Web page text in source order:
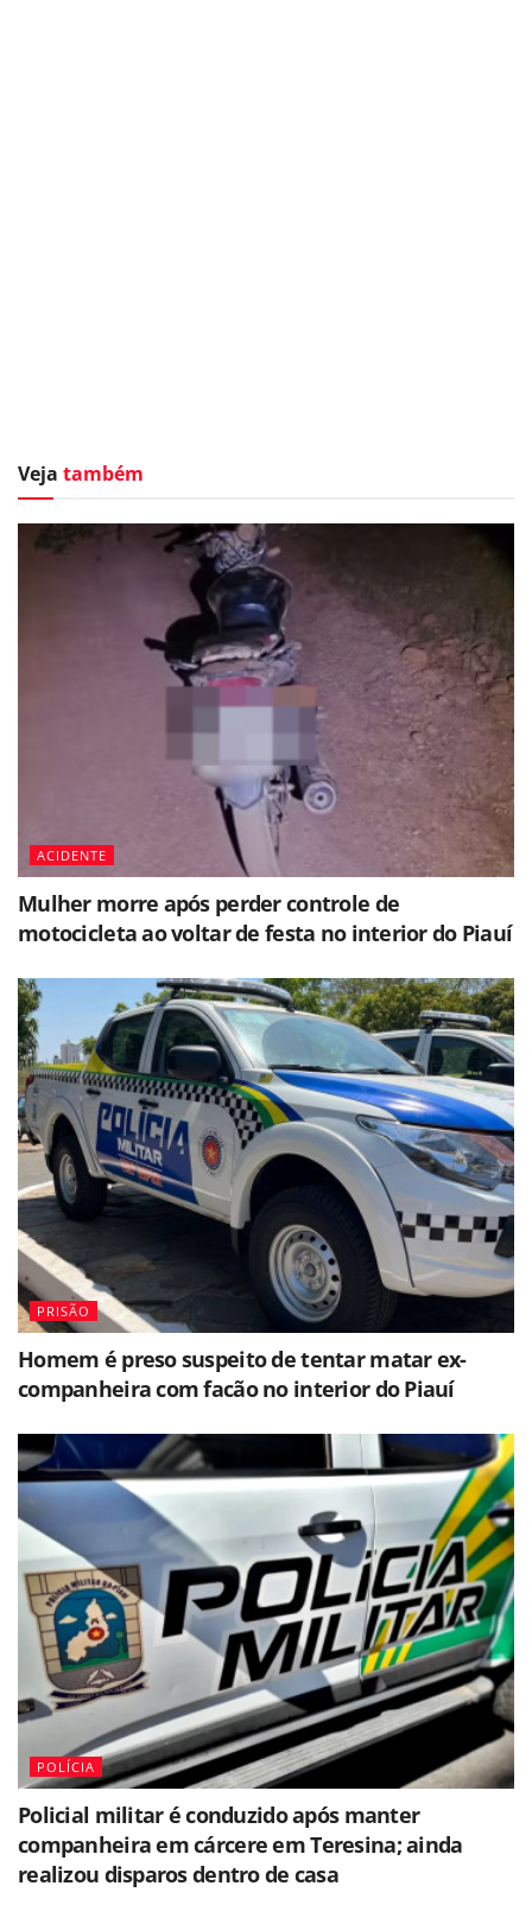
Veja também
ACIDENTE
Mulher morre após perder controle de
motocicleta ao voltar de festa no interior do Piauí
PRISÃO
Homem é preso suspeito de tentar matar ex-
companheira com facão no interior do Piauí
POLÍCIA
Policial militar é conduzido após manter
companheira em cárcere em Teresina; ainda
realizou disparos dentro de casa